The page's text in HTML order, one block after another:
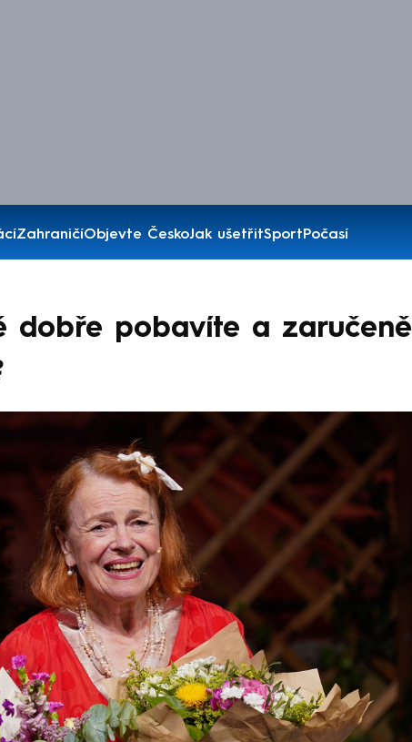
ZahraničíObjevte ČeskoJak ušetřitSportPočasí
dobře pobavíte a zaručeně